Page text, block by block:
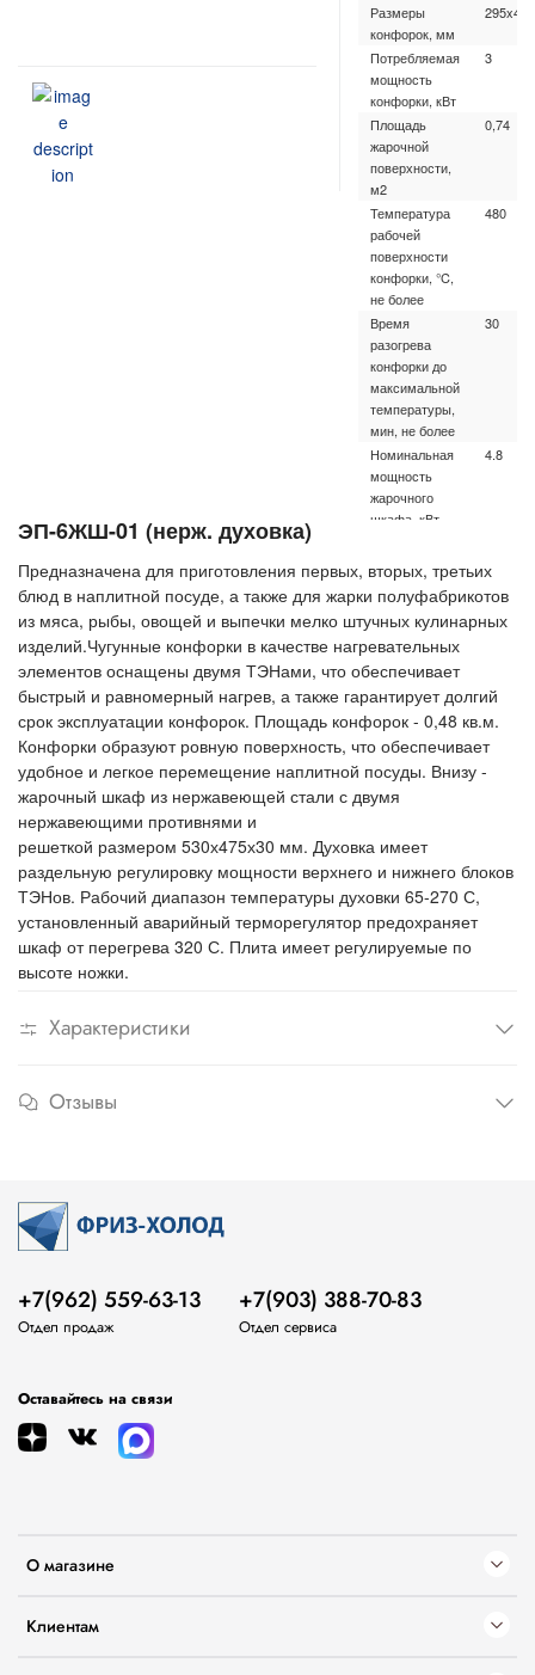
Размеры
конфорок, мм
295x417
Потребляемая
мощность
конфорки, кВт
3
Площадь
жарочной
поверхности,
м2
0,74
Температура
рабочей
поверхности
конфорки, °C,
не более
480
Время
разогрева
конфорки до
максимальной
температуры,
мин, не более
30
Номинальная
мощность
жарочного
шкафа, кВт
4.8
температуры
жарочного
шкафа, °C
Время
разогрева
жарочного
шкафа до 240
°C, мин, не
Внутренние
размеры
шкафа, мм
Габаритные
размеры, мм
Масса, кг
ЭП-6ЖШ-01 (нерж. духовка)
Предназначена для приготовления первых, вторых, третьих
блюд в наплитной посуде, а также для жарки полуфабрикотов
из мяса, рыбы, овощей и выпечки мелко штучных кулинарных
изделий.Чугунные конфорки в качестве нагревательных
элементов оснащены двумя ТЭНами, что обеспечивает
быстрый и равномерный нагрев, а также гарантирует долгий
срок эксплуатации конфорок. Площадь конфорок - 0,48 кв.м.
Конфорки образуют ровную поверхность, что обеспечивает
удобное и легкое перемещение наплитной посуды. Внизу -
жарочный шкаф из нержавеющей стали с двумя
нержавеющими противнями и
решеткой размером 530х475х30 мм. Духовка имеет
раздельную регулировку мощности верхнего и нижнего блоков
ТЭНов. Рабочий диапазон температуры духовки 65-270 С,
установленный аварийный терморегулятор предохраняет
шкаф от перегрева 320 С. Плита имеет регулируемые по
высоте ножки.
Характеристики
Отзывы
О магазине
Клиентам
+7(962) 559-63-13
Отдел продаж
+7(903) 388-70-83
Отдел сервиса
Оставайтесь на связи